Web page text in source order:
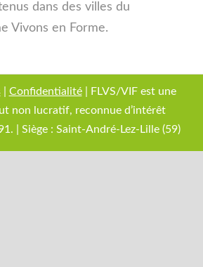
dans des villes du
Vivons en Forme.
| Confidentialité| FLVS/VIF est une
non lucratif, reconnue d’intérêt
| Siège : Saint-André-Lez-Lille (59)